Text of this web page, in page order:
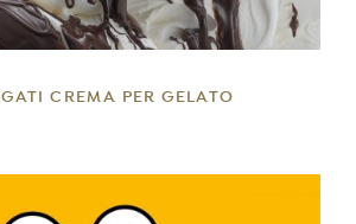
CREMA PER GELATO